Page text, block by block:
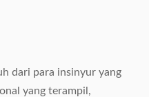
dari para insinyur yang
yang terampil,